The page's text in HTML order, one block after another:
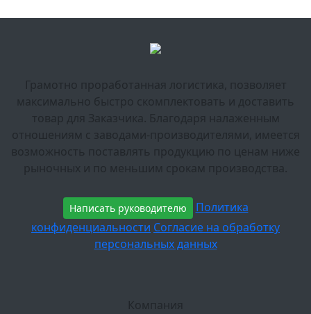
Грамотно проработанная логистика, позволяет
максимально быстро скомплектовать и доставить
товар для Заказчика. Благодаря налаженным
отношениям с заводами-производителями, имеется
возможность поставлять продукцию по ценам ниже
рыночных и по меньшим срокам производства.
Написать руководителю
Политика
конфиденциальности Согласие на обработку
персональных данных
Компания